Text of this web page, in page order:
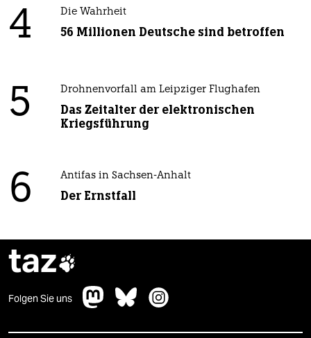
4 Die Wahrheit
56 Millionen Deutsche sind betroffen
5 Drohnenvorfall am Leipziger Flughafen
Das Zeitalter der elektronischen
Kriegsführung
6 Antifas in Sachsen-Anhalt
Der Ernstfall
taz
Folgen Sie uns